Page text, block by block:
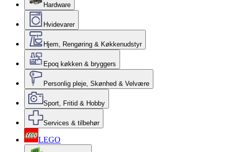
Hardware
Hvidevarer
Hjem, Rengøring & Køkkenudstyr
Epoq køkken & bryggers
Personlig pleje, Skønhed & Velvære
Sport, Fritid & Hobby
Services & tilbehør
LEGO